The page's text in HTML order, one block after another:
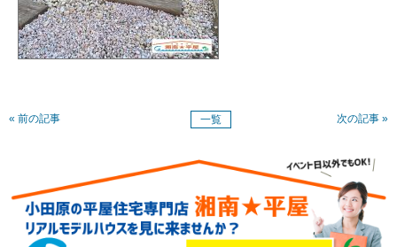
« 前の記事 一覧 次の記事 »